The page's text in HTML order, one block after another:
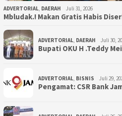
ADVERTORIAL, DAERAH Juli 31, 2026
Mbludak.! Makan Gratis Habis
ADVERTORIAL, DAERAH Juli 30,
Bupati OKU H .Teddy
ADVERTORIAL, BISNIS Juli 29,
Pengamat: CSR Bank